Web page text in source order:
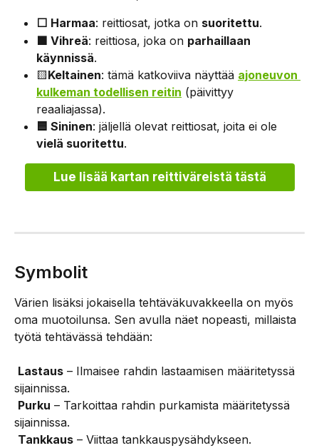
⬜ Harmaa: reittiosat, jotka on suoritettu.
🟩 Vihreä: reittiosa, joka on parhaillaan
käynnissä.
🟨Keltainen: tämä katkoviiva näyttää ajoneuvon
kulkeman todellisen reitin (päivittyy
reaaliajassa).
🟦 Sininen: jäljellä olevat reittiosat, joita ei ole
vielä suoritettu.
Lue lisää kartan reittiväreistä tästä
Symbolit
Värien lisäksi jokaisella tehtäväkuvakkeella on myös
oma muotoilunsa. Sen avulla näet nopeasti, millaista
työtä tehtävässä tehdään:
Lastaus – Ilmaisee rahdin lastaamisen määritetyssä
sijainnissa.
Purku – Tarkoittaa rahdin purkamista määritetyssä
sijainnissa.
Tankkaus – Viittaa tankkauspysähdykseen.